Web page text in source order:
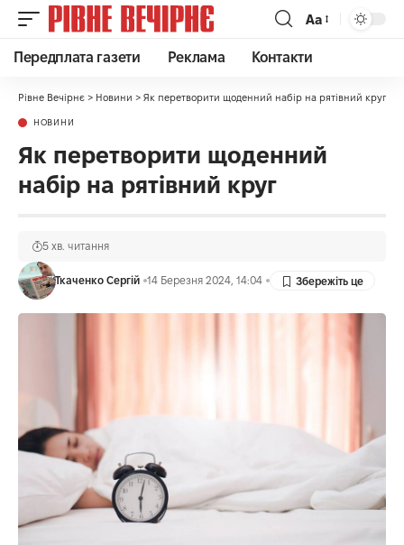
Аа
Передплата газети Реклама Контакти
Рівне Вечірнє > Новини > Як перетворити щоденний набір на рятівний круг
НОВИНИ
Як перетворити щоденний
набір на рятівний круг
Ткаченко Сергій 14 Березня 2024, 14:04
5 хв. читання